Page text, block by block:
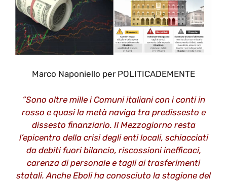
Marco Naponiello per POLITICADEMENTE
“Sono oltre mille i Comuni italiani con i conti in
rosso e quasi la metà naviga tra predissesto e
dissesto finanziario. Il Mezzogiorno resta
l’epicentro della crisi degli enti locali, schiacciati
da debiti fuori bilancio, riscossioni inefficaci,
carenza di personale e tagli ai trasferimenti
statali. Anche Eboli ha conosciuto la stagione del